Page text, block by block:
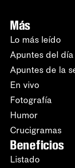
Más
Lo más leído
Apuntes del día
Apuntes de la
En vivo
Fotografía
Humor
Crucigramas
Beneficios
Listado